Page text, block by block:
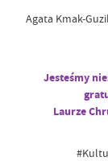
Agata Kmak-
Jesteśmy
Laurze